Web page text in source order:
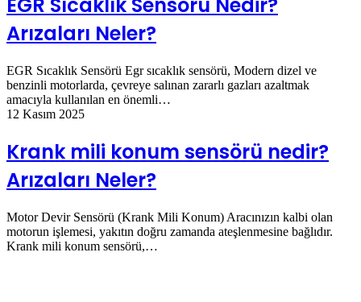
EGR Sıcaklık Sensörü Nedir?
Arızaları Neler?
EGR Sıcaklık Sensörü Egr sıcaklık sensörü, Modern dizel ve
benzinli motorlarda, çevreye salınan zararlı gazları azaltmak
amacıyla kullanılan en önemli…
12 Kasım 2025
Krank mili konum sensörü nedir?
Arızaları Neler?
Motor Devir Sensörü (Krank Mili Konum) Aracınızın kalbi olan
motorun işlemesi, yakıtın doğru zamanda ateşlenmesine bağlıdır.
Krank mili konum sensörü,…